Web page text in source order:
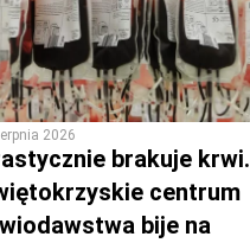
2026
brakuje krwi.
centrum
bije na